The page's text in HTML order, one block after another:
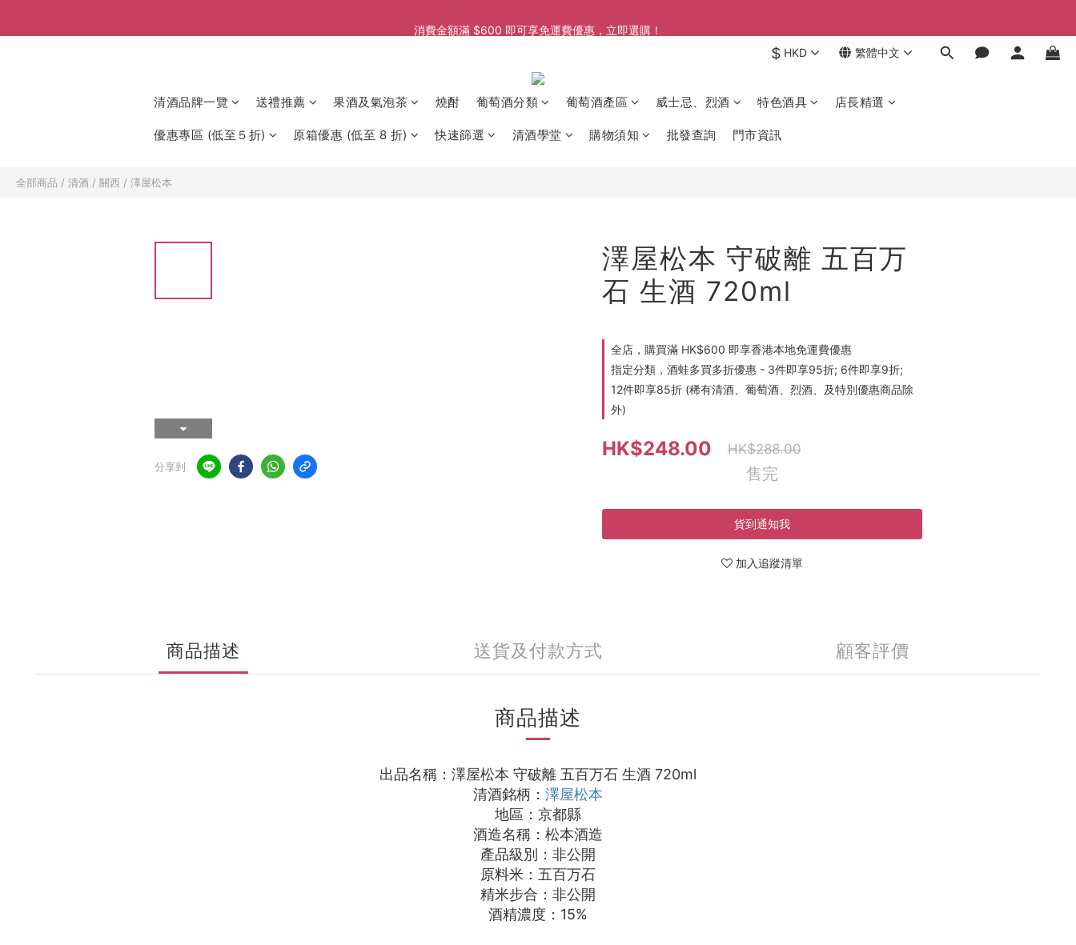
$ HKD 繁體中文
清酒品牌一覽 送禮推薦 果酒及氣泡茶 燒酎 葡萄酒分類 葡萄酒產區 威士忌、烈酒 特色酒具 店長精選
優惠專區 (低至５折) 原箱優惠 (低至 8 折) 快速篩選 清酒學堂 購物須知 批發查詢 門市資訊
全部商品 / 清酒 / 關西 / 澤屋松本
分享到
澤屋松本 守破離 五百万
石 生酒 720ml
全店，購買滿 HK$600 即享香港本地免運費優惠
指定分類，酒蛙多買多折優惠 - 3件即享95折; 6件即享9折;
12件即享85折 (稀有清酒、葡萄酒、烈酒、及特別優惠商品除
外)
HK$248.00 HK$288.00
售完
貨到通知我
加入追蹤清單
商品描述 送貨及付款方式 顧客評價
商品描述
出品名稱：澤屋松本 守破離 五百万石 生酒 720ml
清酒銘柄： 澤屋松本
地區：京都縣
酒造名稱：松本酒造
產品級別：非公開
原料米：五百万石
精米步合：非公開
酒精濃度：15%